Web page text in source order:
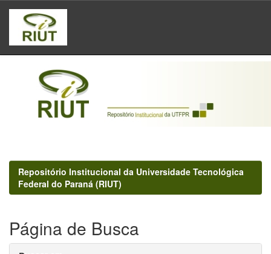
Skip
navigation
Repositório Institucional da Universidade Tecnológica
Federal do Paraná (RIUT)
Página de Busca